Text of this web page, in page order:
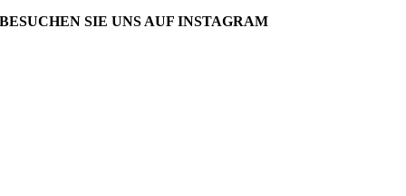
BESUCHEN SIE UNS AUF INSTAGRAM